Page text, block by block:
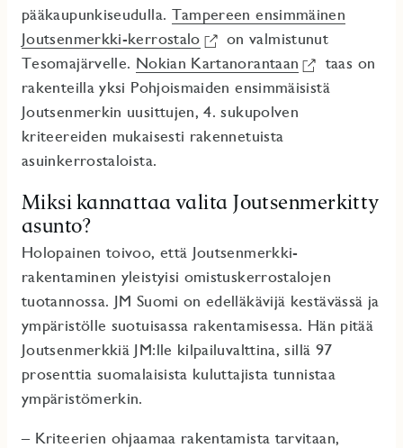
pääkaupunkiseudulla. Tampereen ensimmäinen
Joutsenmerkki-kerrostalo
on valmistunut
Tesomajärvelle. Nokian Kartanorantaan
taas on
rakenteilla yksi Pohjoismaiden ensimmäisistä
Joutsenmerkin uusittujen, 4. sukupolven
kriteereiden mukaisesti rakennetuista
asuinkerrostaloista.
Miksi kannattaa valita Joutsenmerkitty
asunto?
Holopainen toivoo, että Joutsenmerkki-
rakentaminen yleistyisi omistuskerrostalojen
tuotannossa. JM Suomi on edelläkävijä kestävässä ja
ympäristölle suotuisassa rakentamisessa. Hän pitää
Joutsenmerkkiä JM:lle kilpailuvalttina, sillä 97
prosenttia suomalaisista kuluttajista tunnistaa
ympäristömerkin.
– Kriteerien ohjaamaa rakentamista tarvitaan,